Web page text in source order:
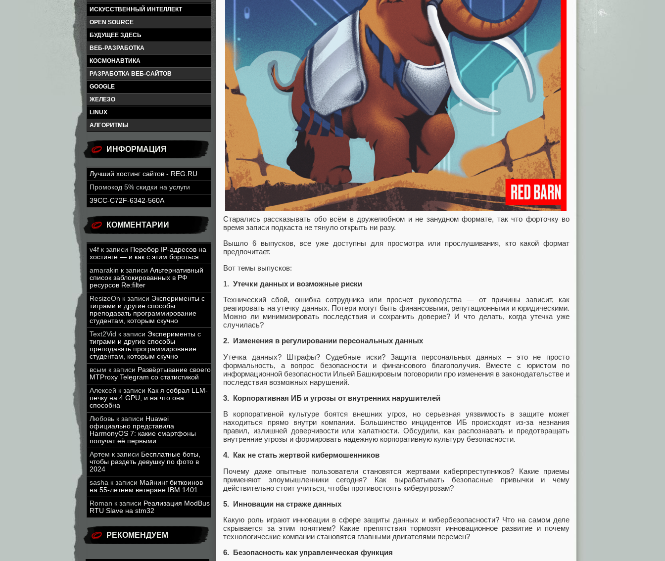
ИСКУССТВЕННЫЙ ИНТЕЛЛЕКТ
OPEN SOURCE
БУДУЩЕЕ ЗДЕСЬ
ВЕБ-РАЗРАБОТКА
КОСМОНАВТИКА
РАЗРАБОТКА ВЕБ-САЙТОВ
GOOGLE
ЖЕЛЕЗО
LINUX
АЛГОРИТМЫ
ИНФОРМАЦИЯ
Лучший хостинг сайтов - REG.RU
Промокод 5% скидки на услуги
39CC-C72F-6342-560A
КОММЕНТАРИИ
v4f к записи Перебор IP-адресов на
хостинге — и как с этим бороться
amarakin к записи Альтернативный
список заблокированных в РФ
ресурсов Re:filter
ResizeOn к записи Эксперименты с
тиграми и другие способы
преподавать программирование
студентам, которым скучно
Text2Vid к записи Эксперименты с
тиграми и другие способы
преподавать программирование
студентам, которым скучно
всым к записи Развёртывание своего
MTProxy Telegram со статистикой
Алексей к записи Как я собрал LLM-
печку на 4 GPU, и на что она
способна
Любовь к записи Huawei
официально представила
HarmonyOS 7: какие смартфоны
получат её первыми
Артем к записи Бесплатные боты,
чтобы раздеть девушку по фото в
2024
sasha к записи Майнинг биткоинов
на 55-летнем ветеране IBM 1401
Roman к записи Реализация ModBus
RTU Slave на stm32
РЕКОМЕНДУЕМ
Старались рассказывать обо всём в дружелюбном и не занудном формате, так что форточку во
время записи подкаста не тянуло открыть ни разу.
Вышло 6 выпусков, все уже доступны для просмотра или прослушивания, кто какой формат
предпочитает.
Вот темы выпусков:
1. Утечки данных и возможные риски
Технический сбой, ошибка сотрудника или просчет руководства — от причины зависит, как
реагировать на утечку данных. Потери могут быть финансовыми, репутационными и юридическими.
Можно ли минимизировать последствия и сохранить доверие? И что делать, когда утечка уже
случилась?
2. Изменения в регулировании персональных данных
Утечка данных? Штрафы? Судебные иски? Защита персональных данных – это не просто
формальность, а вопрос безопасности и финансового благополучия. Вместе с юристом по
информационной безопасности Ильей Башкировым поговорили про изменения в законодательстве и
последствия возможных нарушений.
3. Корпоративная ИБ и угрозы от внутренних нарушителей
В корпоративной культуре боятся внешних угроз, но серьезная уязвимость в защите может
находиться прямо внутри компании. Большинство инцидентов ИБ происходят из-за незнания
правил, излишней доверчивости или халатности. Обсудили, как распознавать и предотвращать
внутренние угрозы и формировать надежную корпоративную культуру безопасности.
4. Как не стать жертвой кибермошенников
Почему даже опытные пользователи становятся жертвами киберпреступников? Какие приемы
применяют злоумышленники сегодня? Как вырабатывать безопасные привычки и чему
действительно стоит учиться, чтобы противостоять киберугрозам?
5. Инновации на страже данных
Какую роль играют инновации в сфере защиты данных и кибербезопасности? Что на самом деле
скрывается за этим понятием? Какие препятствия тормозят инновационное развитие и почему
технологические компании становятся главными двигателями перемен?
6. Безопасность как управленческая функция